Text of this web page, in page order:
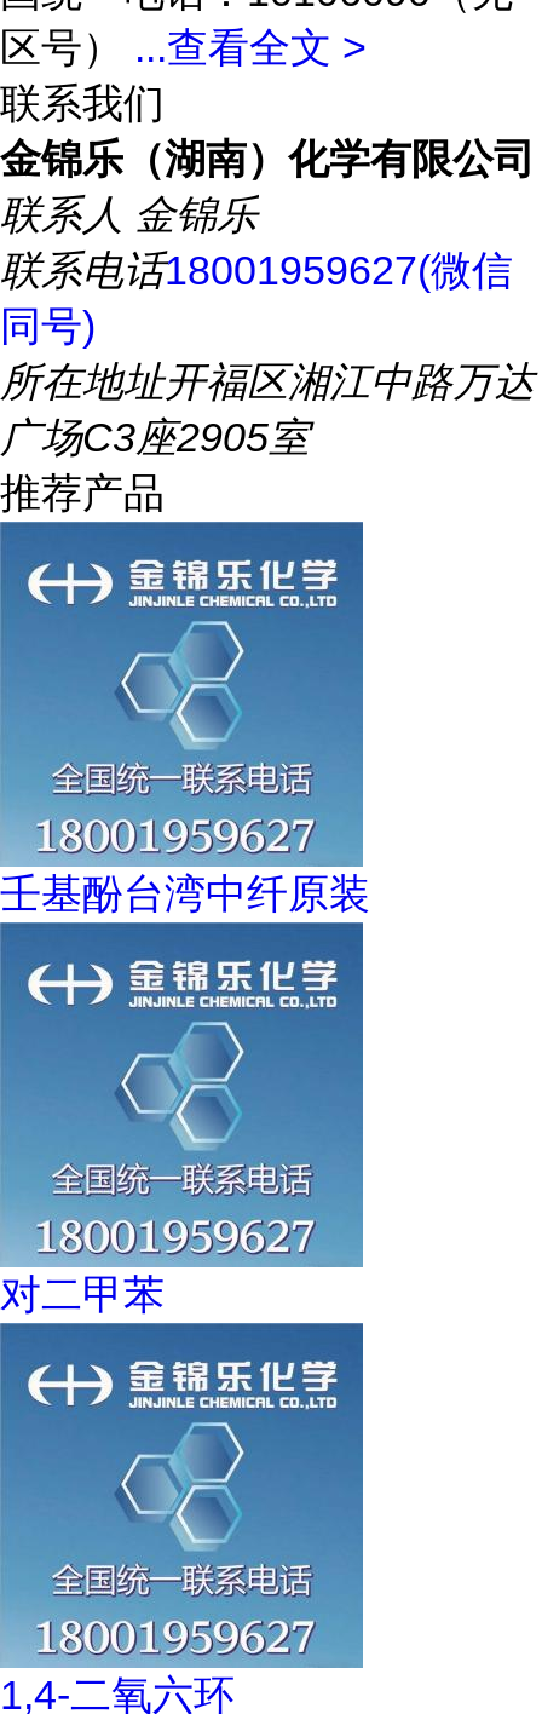
区号） ...查看全文 >
联系我们
金锦乐（湖南）化学有限公司
联系人 金锦乐
联系电话18001959627(微信
同号)
所在地址开福区湘江中路万达
广场C3座2905室
推荐产品
壬基酚台湾中纤原装
对二甲苯
1,4-二氧六环